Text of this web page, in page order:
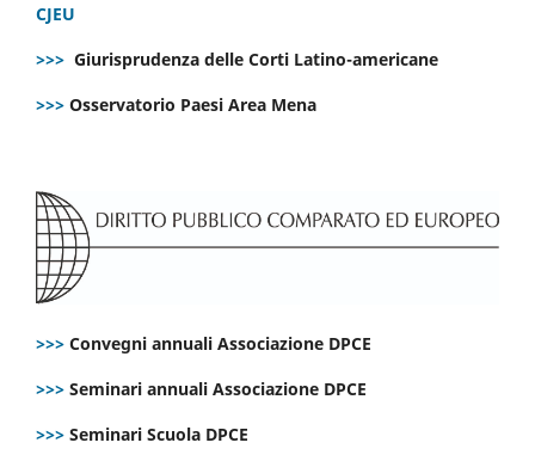
CJEU
>>> Giurisprudenza delle Corti Latino-americane
>>> Osservatorio Paesi Area Mena
>>> Convegni annuali Associazione DPCE
>>> Seminari annuali Associazione DPCE
>>> Seminari Scuola DPCE